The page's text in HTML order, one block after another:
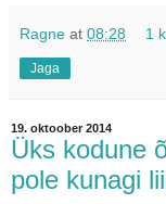
Ragne at 08:28 1
Jaga
19. oktoober 2014
Üks kodune
pole kunagi